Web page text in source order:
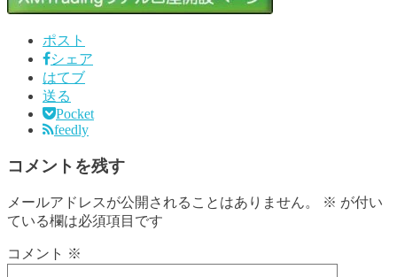
ポスト
シェア
はてブ
送る
Pocket
feedly
コメントを残す
メールアドレスが公開されることはありません。 ※ が付い
ている欄は必須項目です
コメント ※